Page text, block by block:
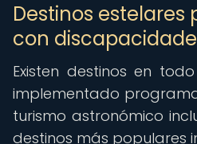
Destinos estelares
con
Existen destinos en
implementado
turismo astronómico
destinos más populares